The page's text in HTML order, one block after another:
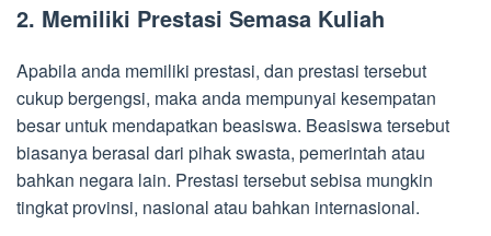
2. Memiliki Prestasi Semasa Kuliah
Apabila anda memiliki prestasi, dan prestasi tersebut
cukup bergengsi, maka anda mempunyai kesempatan
besar untuk mendapatkan beasiswa. Beasiswa tersebut
biasanya berasal dari pihak swasta, pemerintah atau
bahkan negara lain. Prestasi tersebut sebisa mungkin
tingkat provinsi, nasional atau bahkan internasional.